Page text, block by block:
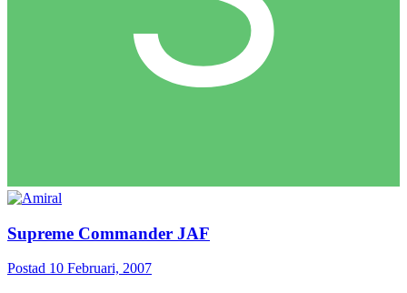
Supreme Commander JAF
Postad 10 Februari, 2007